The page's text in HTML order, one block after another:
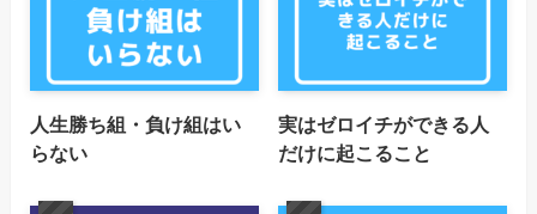
人生勝ち組・負け組はい
らない
実はゼロイチができる人
だけに起こること